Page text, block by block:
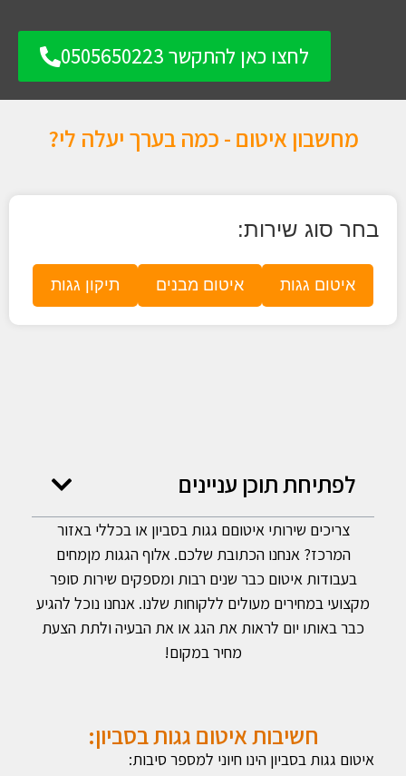
לחצו כאן להתקשר 0505650223
מחשבון איטום - כמה בערך יעלה לי?
בחר סוג שירות:
איטום גגות איטום מבנים תיקון גגות
לפתיחת תוכן עניינים
צריכים שירותי איטוםם גגות בסביון או בכללי באזור
המרכז? אנחנו הכתובת שלכם. אלוף הגגות מןמחים
בעבודות איטום כבר שנים רבות ומספקים שירות סופר
מקצועי במחירים מעולים ללקוחות שלנו. אנחנו נוכל להגיע
כבר באותו יום לראות את הגג או את הבעיה ולתת הצעת
מחיר במקום!
חשיבות איטום גגות בסביון:
איטום גגות בסביון הינו חיוני למספר סיבות: